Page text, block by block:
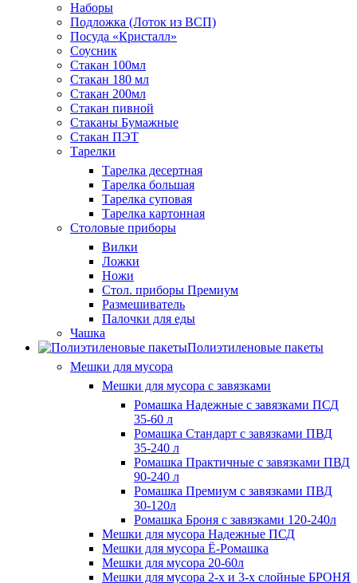
Наборы
Подложка (Лоток из ВСП)
Посуда «Кристалл»
Соусник
Стакан 100мл
Стакан 180 мл
Стакан 200мл
Стакан пивной
Стаканы Бумажные
Стакан ПЭТ
Тарелки
Тарелка десертная
Тарелка большая
Тарелка суповая
Тарелка картонная
Столовые приборы
Вилки
Ложки
Ножи
Стол. приборы Премиум
Размешиватель
Палочки для еды
Чашка
Полиэтиленовые пакеты
Мешки для мусора
Мешки для мусора с завязками
Ромашка Надежные с завязками ПСД
35-60 л
Ромашка Стандарт с завязками ПВД
35-240 л
Ромашка Практичные с завязками ПВД
90-240 л
Ромашка Премиум с завязками ПВД
30-120л
Ромашка Броня с завязками 120-240л
Мешки для мусора Надежные ПСД
Мешки для мусора Ё-Ромашка
Мешки для мусора 20-60л
Мешки для мусора 2-х и 3-х слойные БРОНЯ